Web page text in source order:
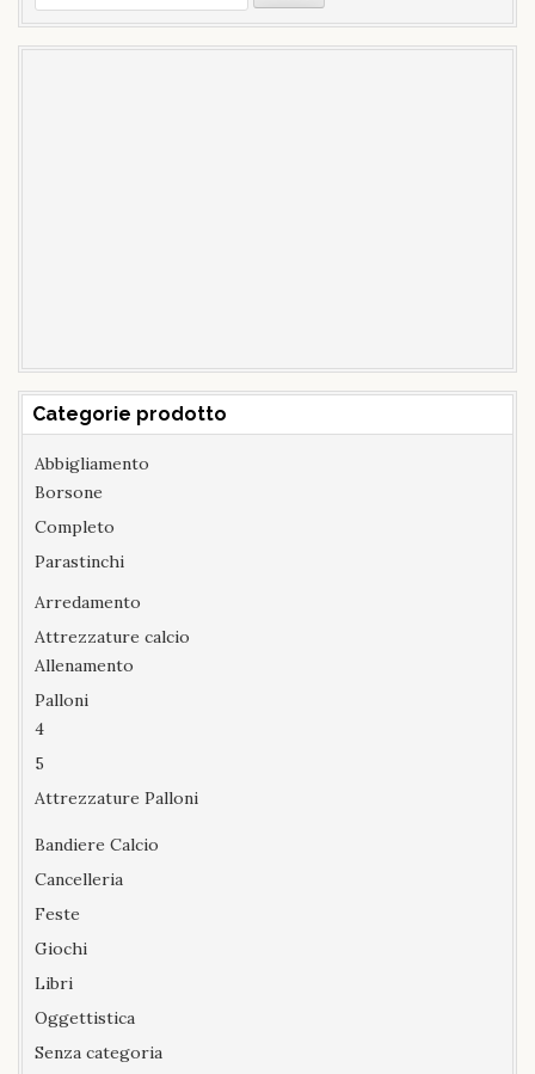
per:
Categorie prodotto
Abbigliamento
Borsone
Completo
Parastinchi
Arredamento
Attrezzature calcio
Allenamento
Palloni
4
5
Attrezzature Palloni
Bandiere Calcio
Cancelleria
Feste
Giochi
Libri
Oggettistica
Senza categoria